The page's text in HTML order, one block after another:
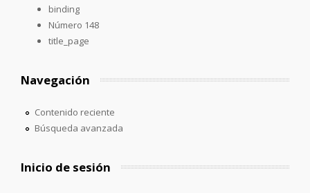
binding
Número 148
title_page
Navegación
Contenido reciente
Búsqueda avanzada
Inicio de sesión